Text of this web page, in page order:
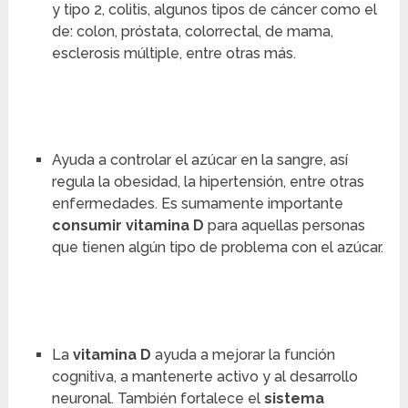
y tipo 2, colitis, algunos tipos de cáncer como el
de: colon, próstata, colorrectal, de mama,
esclerosis múltiple, entre otras más.
Ayuda a controlar el azúcar en la sangre, así
regula la obesidad, la hipertensión, entre otras
enfermedades. Es sumamente importante
consumir vitamina D para aquellas personas
que tienen algún tipo de problema con el azúcar.
La vitamina D ayuda a mejorar la función
cognitiva, a mantenerte activo y al desarrollo
neuronal. También fortalece el sistema